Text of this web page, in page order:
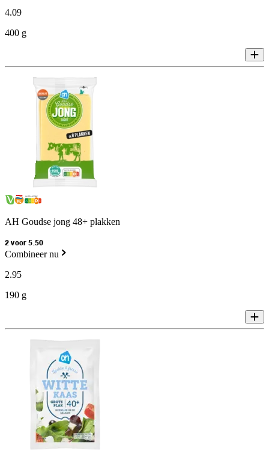
4.09
400 g
AH Goudse jong 48+ plakken
2 voor 5.50
Combineer nu
2.95
190 g